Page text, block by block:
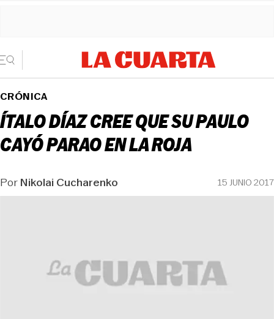
CRÓNICA
ÍTALO DÍAZ CREE QUE SU PAULO
CAYÓ PARAO EN LA ROJA
PorNikolai Cucharenko 15 JUNIO 2017